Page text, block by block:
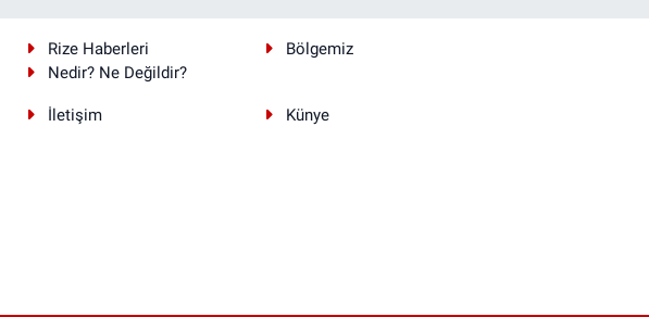
Rize Haberleri
Bölgemiz
Nedir? Ne Değildir?
İletişim Künye